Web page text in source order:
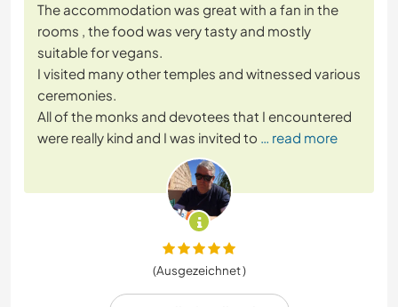
The accommodation was great with a fan in the
rooms , the food was very tasty and mostly
suitable for vegans.
I visited many other temples and witnessed various
ceremonies.
All of the monks and devotees that I encountered
were really kind and I was invited to … read more
(Ausgezeichnet )